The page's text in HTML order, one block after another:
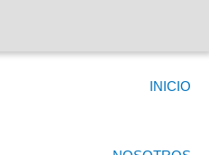
INICIO